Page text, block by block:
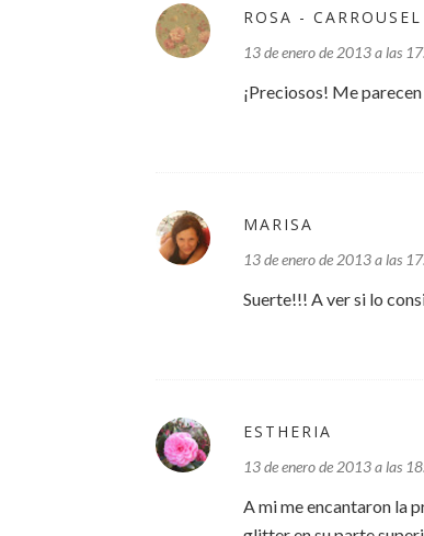
ROSA -
13 de enero de 2013 a las
¡Preciosos! Me
MARISA
13 de enero de 2013 a las
Suerte!!! A ver si lo
ESTHERIA
13 de enero de 2013 a las
A mi me encantaron la